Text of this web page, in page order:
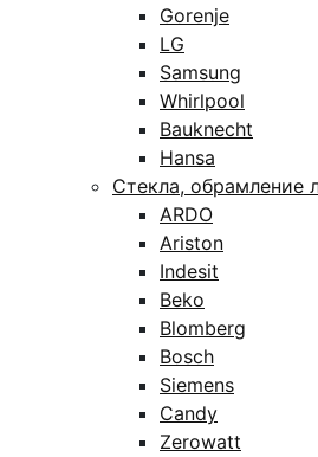
Gorenje
LG
Samsung
Whirlpool
Bauknecht
Hansa
Стекла, обрамление
ARDO
Ariston
Indesit
Beko
Blomberg
Bosch
Siemens
Candy
Zerowatt